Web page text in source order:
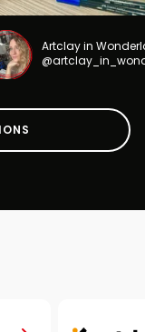
Artclay in